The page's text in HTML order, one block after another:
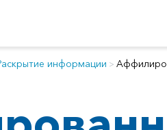
информации